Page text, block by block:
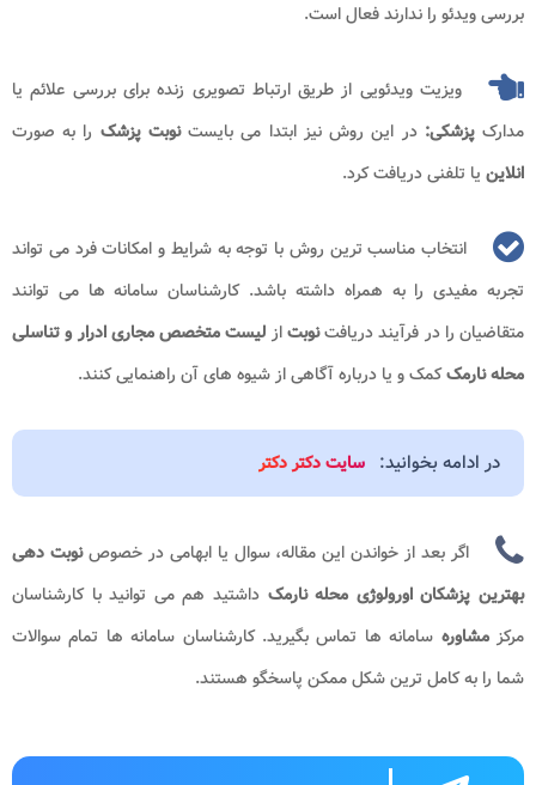
بررسی ویدئو را ندارند فعال است.
ویزیت ویدئویی از طریق ارتباط تصویری زنده برای بررسی علائم یا
مدارکپزشکی: در این روش نیز ابتدا می بایستنوبت پزشک را به صورت
انلاین یا تلفنی دریافت کرد.
انتخاب مناسب ترین روش با توجه به شرایط و امکانات فرد می تواند
تجربه مفیدی را به همراه داشته باشد. کارشناسان سامانه ها می توانند
متقاضیان را در فرآیند دریافتنوبتاز لیست متخصص مجاری ادرار و تناسلی
محله نارمک​کمک و یا درباره آگاهی از شیوه های آن راهنمایی کنند.
در ادامه بخوانید: سایت دکتر دکتر
اگر بعد از خواندن این مقاله، سوال یا ابهامی در خصوصنوبت دهی
بهترین پزشکان اورولوژی محله نارمک داشتید هم می توانید با کارشناسان
مرکزمشاوره سامانه ها تماس بگیرید. کارشناسان سامانه ها تمام سوالات
شما را به کامل ترین شکل ممکن پاسخگو هستند.